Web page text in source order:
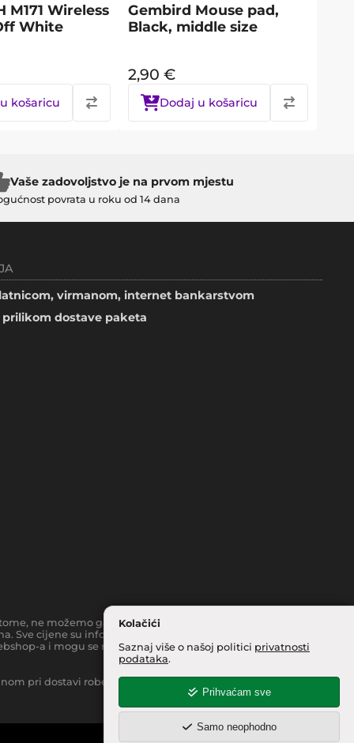
Kolačići
Saznaj više o našoj politici privatnosti
podataka.
Prihvaćam sve
Samo neophodno
M171 Wireless
White
košaricu
Gembird Mouse pad,
Black, middle size
2,90 €
Dodaj u košaricu
Vaše zadovoljstvo je na prvom mjestu
povrata u roku od 14 dana
virmanom, internet bankarstvom
prilikom dostave paketa
ne možemo garantirati da su svi navedeni podaci i slike
Sve cijene su informativnog karaktera i podložne su
a i mogu se razlikovati od cijena u našim
pri dostavi robe na kućnu adresu, moguća je manja